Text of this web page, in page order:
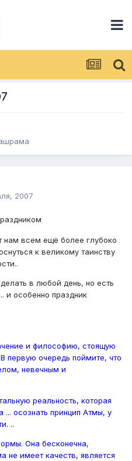
2007
нам всем ещё более глубоко
к великому таинству
в любой день, но есть
.. и особенно праздник
и философию, стоящую
первую очередь поймите, что
невечным и
реальность, которая
осознать принцип Атмы, у
..
Она бесконечна,
не имеет качеств, является